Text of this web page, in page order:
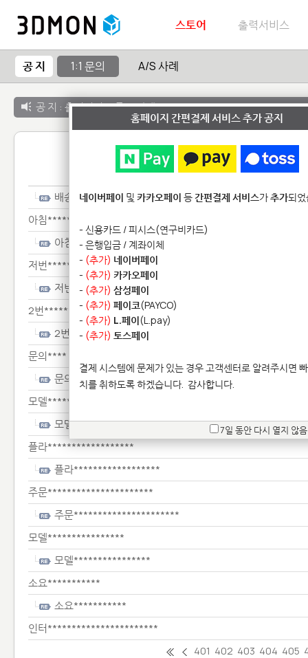
스토어 출력서비스
공 지 1:1 문의 A/S 사례
공 지 : 출력서비스 종료 안내
1:1 문
배송****
아침**********
아침**********
저번*****************
저번*****************
2번****************
2번****************
문의****
문의****
모델**************
모델**************
플라******************
플라******************
주문**********************
주문**********************
모델****************
모델****************
소요***********
소요***********
인터***********************
401 402 403 404 405
홈페이지 간편결제 서비스 추가 공지
네이버페이 및 카카오페이 등간편결제 서비스가추가되
- 신용카드 / 피시스(연구비카드)
- 은행입금 / 계좌이체
- (추가) 네이버페이
- (추가) 카카오페이
- (추가) 삼성페이
- (추가) 페이코(PAYCO)
- (추가) L.페이(L.pay)
- (추가) 토스페이
결제 시스템에 문제가 있는 경우 고객센터로 알려주시면
치를 취하도록 하겠습니다. 감사합니다.
7일 동안 다시 열지 않음